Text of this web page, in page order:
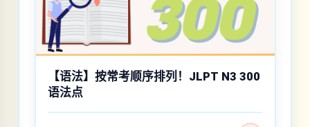
【语法】按常考顺序排列！JLPT N3 300
语法点